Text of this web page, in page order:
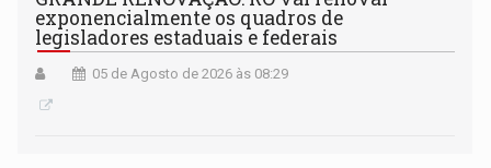
exponencialmente os quadros de
legisladores estaduais e federais
05 de Agosto de 2026 às 08:29